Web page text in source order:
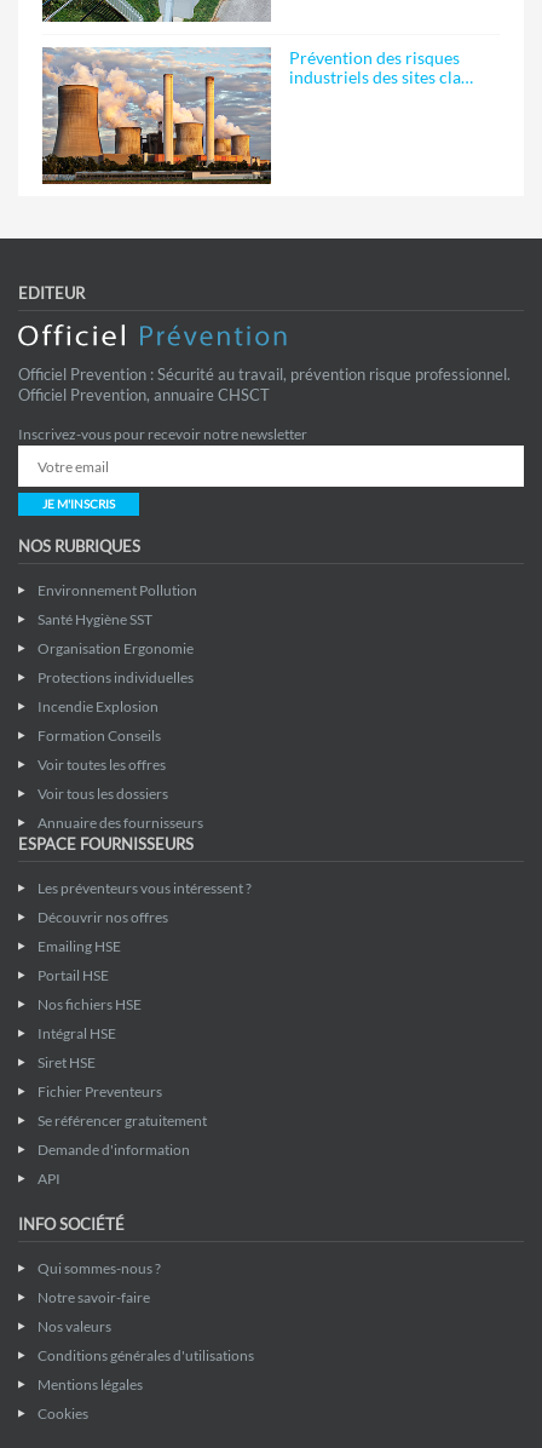
Prévention des risques
industriels des sites cla…
EDITEUR
Officiel Prevention : Sécurité au travail, prévention risque professionnel.
Officiel Prevention, annuaire CHSCT
Inscrivez-vous pour recevoir notre newsletter
JE M'INSCRIS
NOS RUBRIQUES
Environnement Pollution
Santé Hygiène SST
Organisation Ergonomie
Protections individuelles
Incendie Explosion
Formation Conseils
Voir toutes les offres
Voir tous les dossiers
Annuaire des fournisseurs
ESPACE FOURNISSEURS
Les préventeurs vous intéressent ?
Découvrir nos offres
Emailing HSE
Portail HSE
Nos fichiers HSE
Intégral HSE
Siret HSE
Fichier Preventeurs
Se référencer gratuitement
Demande d'information
API
INFO SOCIÉTÉ
Qui sommes-nous ?
Notre savoir-faire
Nos valeurs
Conditions générales d'utilisations
Mentions légales
Cookies